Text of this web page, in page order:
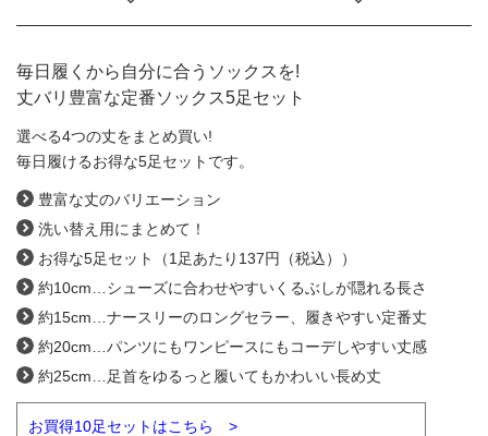
毎日履くから自分に合うソックスを!
丈バリ豊富な定番ソックス5足セット
選べる4つの丈をまとめ買い!
毎日履けるお得な5足セットです。
豊富な丈のバリエーション
洗い替え用にまとめて！
お得な5足セット（1足あたり137円（税込））
約10cm…シューズに合わせやすいくるぶしが隠れる長さ
約15cm…ナースリーのロングセラー、履きやすい定番丈
約20cm…パンツにもワンピースにもコーデしやすい丈感
約25cm…足首をゆるっと履いてもかわいい長め丈
お買得10足セットはこちら >